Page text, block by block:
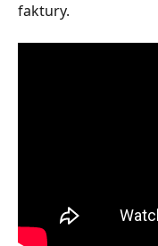
faktury.